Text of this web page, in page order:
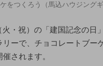
をつくろう（馬込ハウジングギ
・祝）の「建国記念の日
ーで、チョコレートブー
されます。